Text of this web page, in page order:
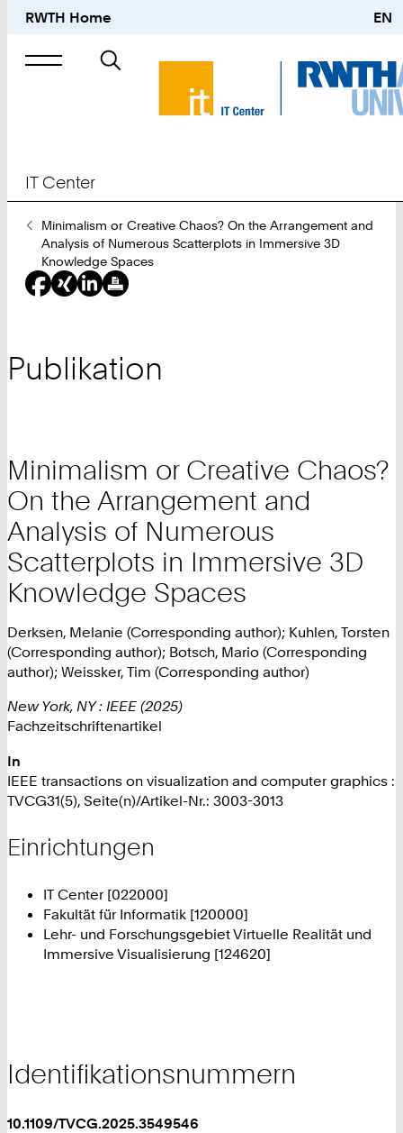
RWTH Home EN
Suche
nach
IT Center
Sie
sind
hier:
Minimalism or Creative Chaos? On the Arrangement and
Analysis of Numerous Scatterplots in Immersive 3D
Knowledge Spaces
Publikation
Minimalism or Creative Chaos?
On the Arrangement and
Analysis of Numerous
Scatterplots in Immersive 3D
Knowledge Spaces
Derksen, Melanie (Corresponding author); Kuhlen, Torsten
(Corresponding author); Botsch, Mario (Corresponding
author); Weissker, Tim (Corresponding author)
New York, NY : IEEE (2025)
Fachzeitschriftenartikel
In
IEEE transactions on visualization and computer graphics :
TVCG31(5), Seite(n)/Artikel-Nr.: 3003-3013
Einrichtungen
IT Center [022000]
Fakultät für Informatik [120000]
Lehr- und Forschungsgebiet Virtuelle Realität und
Immersive Visualisierung [124620]
Identifikationsnummern
10.1109/TVCG.2025.3549546